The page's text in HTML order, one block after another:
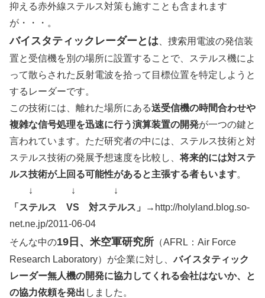
抑える赤外線ステルス対策も施すことも含まれます
が・・・。
バイスタティックレーダーとは 、捜索用電波の発信装
置と受信機を別の場所に設置することで、ステルス機によ
って散らされた反射電波を拾って目標位置を特定しようと
するレーダーです。
この技術には、離れた場所にある送受信機の時間合わせや
複雑な信号処理を迅速に行う演算装置の開発が一つの鍵と
言われています。ただ研究者の中には、ステルス技術と対
ステルス技術の発展予想速度を比較し、将来的には対ステ
ルス技術が上回る可能性があると主張する者もいます。
↓ ↓ ↓
「ステルス VS 対ステルス」
→http://holyland.blog.so-
net.ne.jp/2011-06-04
そんな中の19日、米空軍研究所 （AFRL：Air Force
Research Laboratory）が企業に対し、バイスタティック
レーダー無人機の開発に協力してくれる会社はないか、と
の協力依頼を発出 しました。